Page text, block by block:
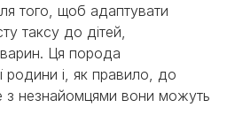
того, щоб адаптувати
таксу до дітей,
Ця порода
родини і, як правило, до
з незнайомцями вони можуть